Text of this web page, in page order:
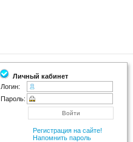
Личный кабинет
Логин:
Пароль:
Регистрация на сайте!
Напомнить пароль